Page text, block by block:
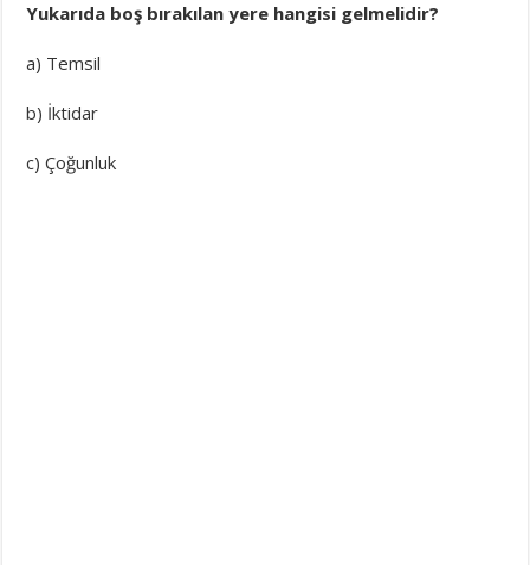
Yukarıda boş bırakılan yere hangisi gelmelidir?
a) Temsil
b) İktidar
c) Çoğunluk